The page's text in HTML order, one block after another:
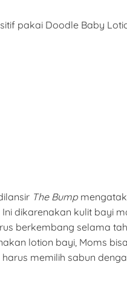
pakai Doodle Baby
The Bump
dikarenakan kulit bayi
berkembang selama
lotion bayi, Moms
memilih sabun